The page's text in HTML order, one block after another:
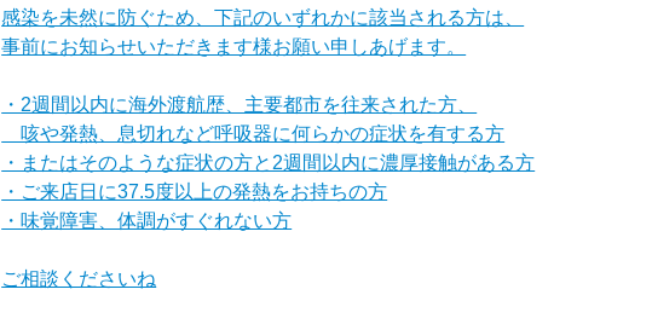
感染を未然に防ぐため、下記のいずれかに該当される方は、
事前にお知らせいただきます様お願い申しあげます。
・2週間以内に海外渡航歴、主要都市を往来された方、
咳や発熱、息切れなど呼吸器に何らかの症状を有する方
・またはそのような症状の方と2週間以内に濃厚接触がある方
・ご来店日に37.5度以上の発熱をお持ちの方
・味覚障害、体調がすぐれない方
ご相談くださいね